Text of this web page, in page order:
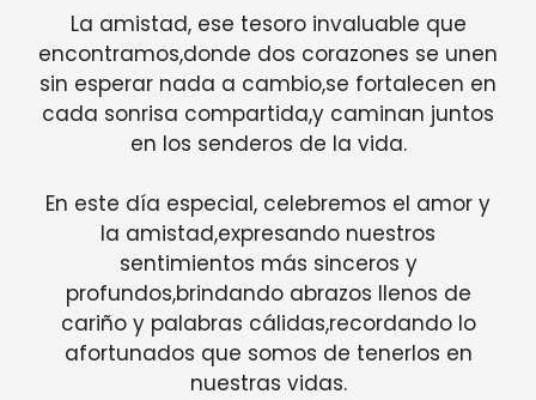
La amistad, ese tesoro invaluable que
encontramos,donde dos corazones se unen
sin esperar nada a cambio,se fortalecen en
cada sonrisa compartida,y caminan juntos
en los senderos de la vida.
En este día especial, celebremos el amor y
la amistad,expresando nuestros
sentimientos más sinceros y
profundos,brindando abrazos llenos de
cariño y palabras cálidas,recordando lo
afortunados que somos de tenerlos en
nuestras vidas.